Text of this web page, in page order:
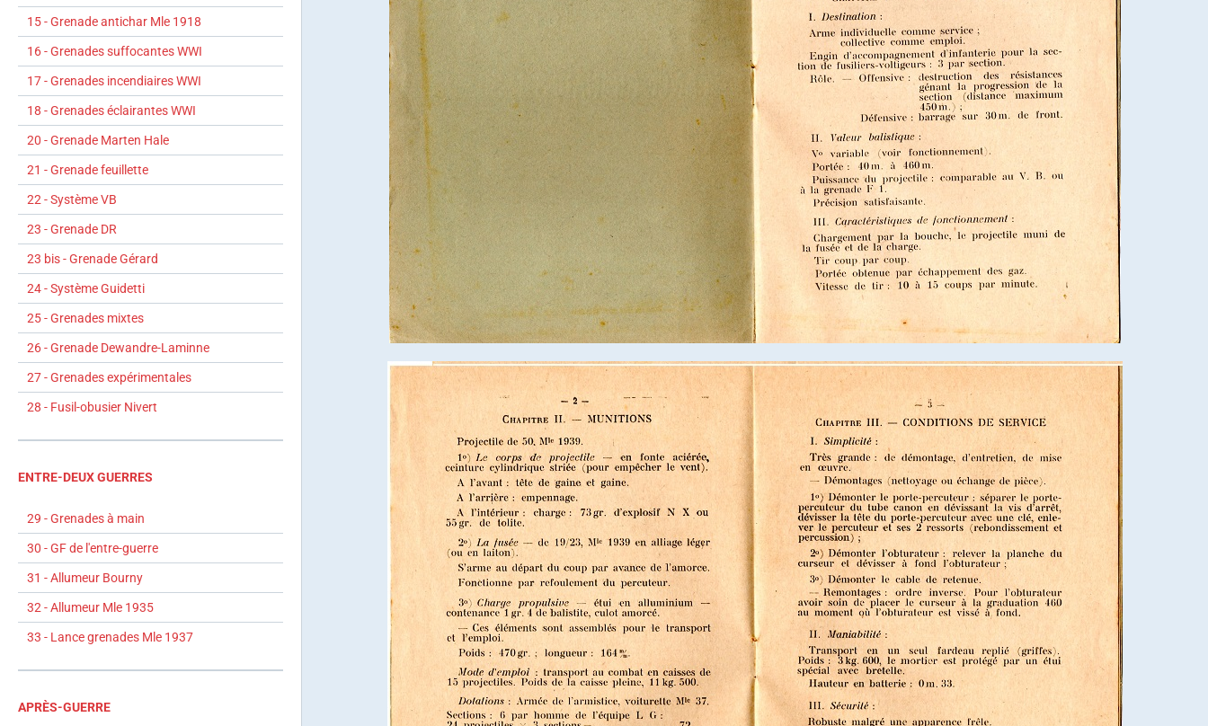
15 - Grenade antichar Mle 1918
16 - Grenades suffocantes WWI
17 - Grenades incendiaires WWI
18 - Grenades éclairantes WWI
20 - Grenade Marten Hale
21 - Grenade feuillette
22 - Système VB
23 - Grenade DR
23 bis - Grenade Gérard
24 - Système Guidetti
25 - Grenades mixtes
26 - Grenade Dewandre-Laminne
27 - Grenades expérimentales
28 - Fusil-obusier Nivert
ENTRE-DEUX GUERRES
29 - Grenades à main
30 - GF de l'entre-guerre
31 - Allumeur Bourny
32 - Allumeur Mle 1935
33 - Lance grenades Mle 1937
APRÈS-GUERRE